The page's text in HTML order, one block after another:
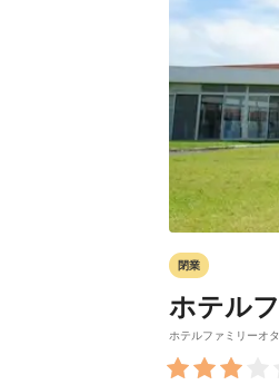
閉業
ホテル
ホテルファミリーオ